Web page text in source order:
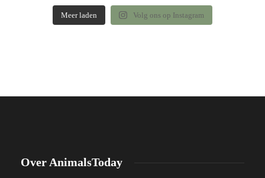
Meer laden Volg ons op Instagram
Over AnimalsToday